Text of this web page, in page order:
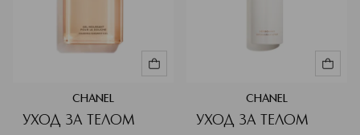
CHANEL
УХОД ЗА ТЕЛОМ
CHANEL
УХОД ЗА ТЕЛОМ